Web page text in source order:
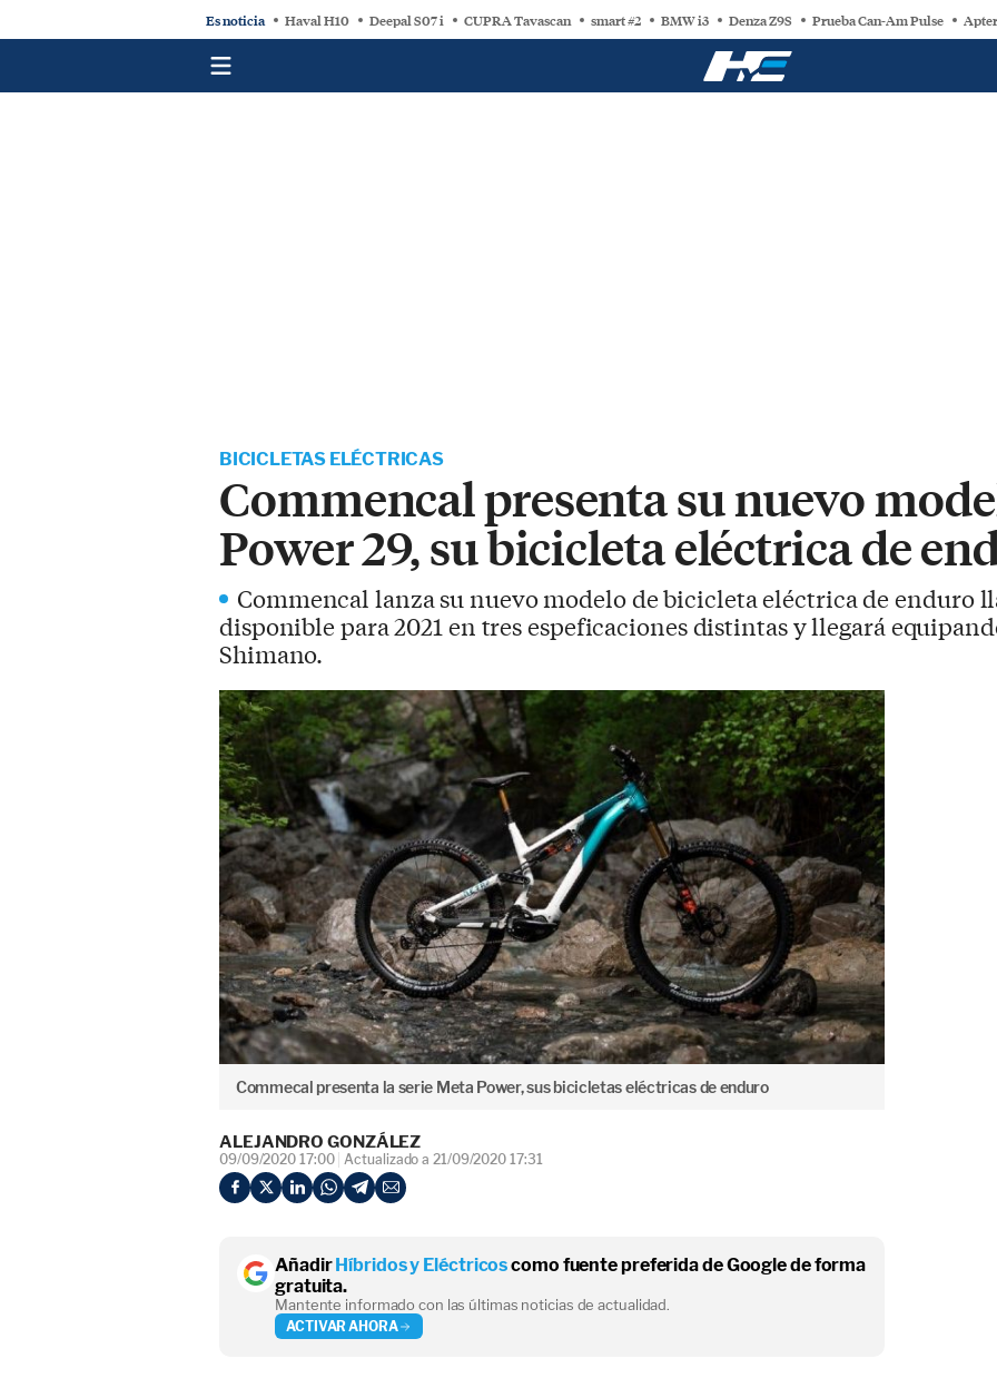
Es noticia Haval H10 Deepal S07 i CUPRA Tavascan smart #2 BMW i3 Denza Z9S Prueba Can-Am Pulse
BICICLETAS ELÉCTRICAS
Commencal presenta su nuevo
Power 29, su bicicleta eléctrica de
Commencal lanza su nuevo modelo de bicicleta eléctrica de enduro
disponible para 2021 en tres espeficaciones distintas y llegará
Shimano.
Commecal presenta la serie Meta Power, sus bicicletas eléctricas de enduro
ALEJANDRO GONZÁLEZ
09/09/2020 17:00 Actualizado a 21/09/2020 17:31
AñadirHíbridos y Eléctricoscomo fuente preferida de Google de forma
gratuita.
Mantente informado con las últimas noticias de actualidad.
ACTIVAR AHORA